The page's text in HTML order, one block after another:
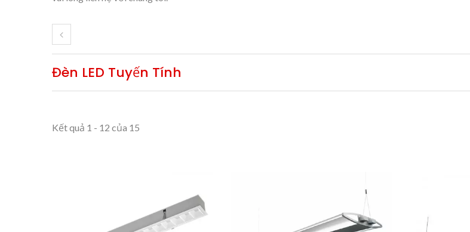
Đèn LED Tuyến Tính
Kết quả 1 - 12 của 15